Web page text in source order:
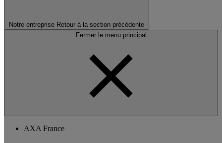
Notre entreprise Retour à la section précédente
Fermer le menu principal
AXA France